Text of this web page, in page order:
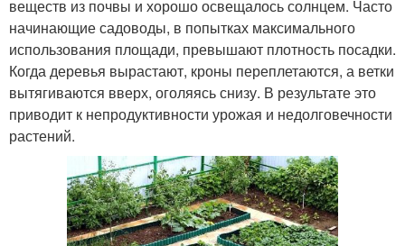
веществ из почвы и хорошо освещалось солнцем. Часто
начинающие садоводы, в попытках максимального
использования площади, превышают плотность посадки.
Когда деревья вырастают, кроны переплетаются, а ветки
вытягиваются вверх, оголяясь снизу. В результате это
приводит к непродуктивности урожая и недолговечности
растений.